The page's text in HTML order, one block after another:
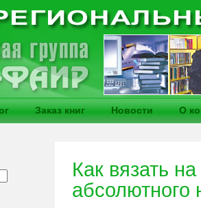
Заказ книг Новости О
Как вязать
абсолютного